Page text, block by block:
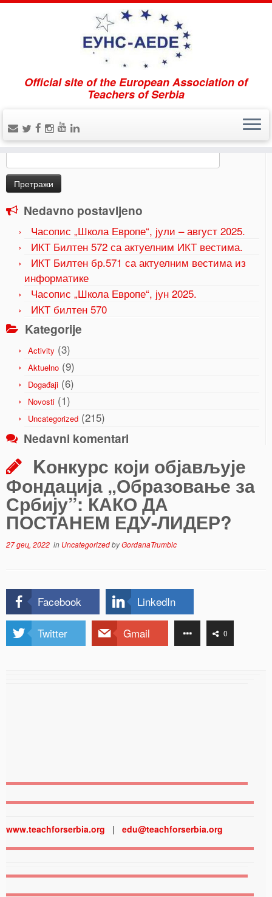
Official site of the European Association of
Teachers of Serbia
Home » Uncategorized » Kонкурс који објављује
Фондација „Образовање за Србију”: КАКО ДА
Pretraži
Претрага
за:
Nedavno postavljeno
Часопис „Школа Европе“, јули – август 2025.
ИКТ Билтен 572 са актуелним ИКТ вестима.
ИКТ Билтен бр.571 са актуелним вестима из
информатике
Часопис „Школа Европе“, јун 2025.
ИКТ билтен 570
Kategorije
Activity (3)
Aktuelno (9)
Događaji (6)
Novosti (1)
Uncategorized (215)
Nedavni komentari
Kонкурс који објављује
Фондација „Образовање за
Србију”: КАКО ДА
ПОСТАНЕМ ЕДУ-ЛИДЕР?
27 дец, 2022 in UncategorizedbyGordanaTrumbic
Facebook LinkedIn
Twitter Gmail 0
www.teachforserbia.org | edu@teachforserbia.org